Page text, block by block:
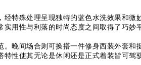
特殊处理呈现独特的蓝色水洗效果和
用性与利落的时尚态度之间取得了巧妙
晚间场合则可换搭一件修身西装外套
性使其无论是休闲还是正式着装皆可驾